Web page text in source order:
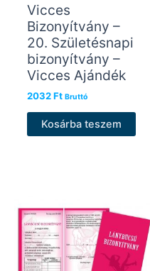
Vicces
Bizonyítvány –
20. Születésnapi
bizonyítvány –
Vicces Ajándék
2032Ft Bruttó
Kosárba teszem